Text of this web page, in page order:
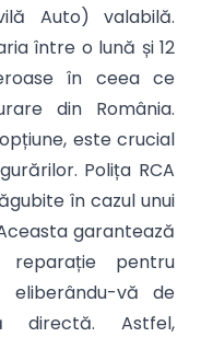
Auto) valabilă.
între o lună și 12
în ceea ce
din România.
este crucial
Polița RCA
în cazul unui
garantează
reparație pentru
eliberându-vă de
directă. Astfel,